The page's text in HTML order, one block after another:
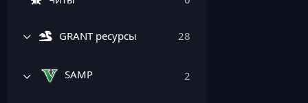
GRANT ресурсы 28
SAMP 2